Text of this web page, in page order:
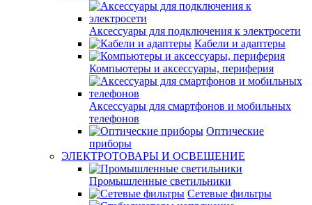
Аксессуары для подключения к электросети
Кабели и адаптеры
Компьютеры и аксессуары, периферия
Аксессуары для смартфонов и мобильных
телефонов
Оптические
приборы
ЭЛЕКТРОТОВАРЫ И ОСВЕЩЕНИЕ
Промышленные светильники
Сетевые фильтры